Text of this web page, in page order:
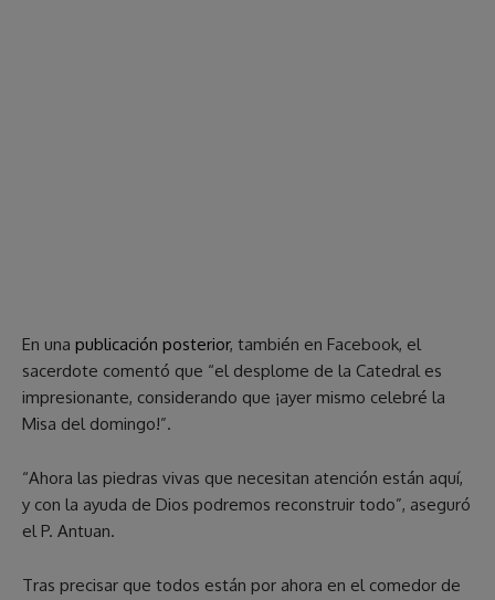
En una publicación posterior, también en Facebook, el
sacerdote comentó que “el desplome de la Catedral es
impresionante, considerando que ¡ayer mismo celebré la
Misa del domingo!”.
“Ahora las piedras vivas que necesitan atención están aquí,
y con la ayuda de Dios podremos reconstruir todo”, aseguró
el P. Antuan.
Tras precisar que todos están por ahora en el comedor de